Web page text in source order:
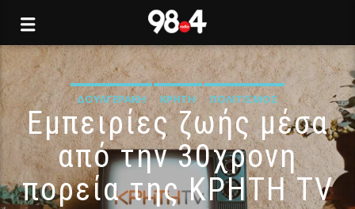
ΔΟΥΛΓΕΡΆΚΗ ΚΡΉΤΗ ΠΟΛΙΤΙΣΜΌΣ
Εμπειρίες ζωής μέσα
από την 30χρονη
πορεία της ΚΡΗΤΗ TV